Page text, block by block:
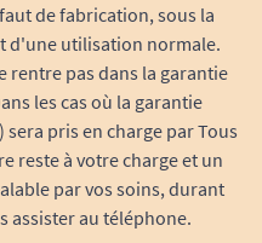
de fabrication, sous la
d'une utilisation normale.
pas dans la garantie
les cas où la garantie
pris en charge par Tous
reste à votre charge et un
par vos soins, durant
assister au téléphone.